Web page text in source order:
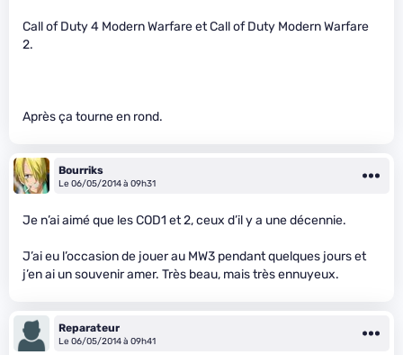
Call of Duty 4 Modern Warfare et Call of Duty Modern Warfare
2.
Après ça tourne en rond.
Bourriks
Le 06/05/2014 à 09h31
Je n’ai aimé que les COD1 et 2, ceux d’il y a une décennie.
J’ai eu l’occasion de jouer au MW3 pendant quelques jours et
j’en ai un souvenir amer. Très beau, mais très ennuyeux.
Reparateur
Le 06/05/2014 à 09h41